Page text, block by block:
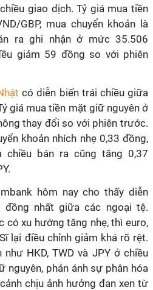
giao dịch. Tỷ giá mua tiền
GBP, mua chuyển khoản là
ra ghi nhận ở mức 35.506
giảm 59 đồng so với phiên
có diễn biến trái chiều giữa
giá mua tiền mặt giữ nguyên ở
thay đổi so với phiên trước.
khoản nhích nhẹ 0,33 đồng,
chiều bán ra cũng tăng 0,37
hôm nay cho thấy diễn
đồng nhất giữa các ngoại tệ.
có xu hướng tăng nhẹ, thì euro,
lại điều chỉnh giảm khá rõ rệt.
HKD, TWD và JPY ở chiều
nguyên, phản ánh sự phân hóa
chịu ảnh hưởng đan xen từ